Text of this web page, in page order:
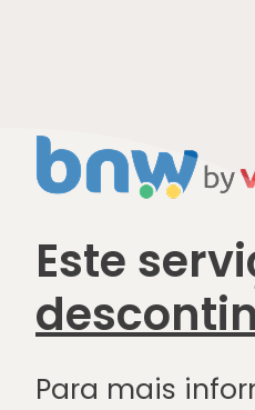
Este
Para mais